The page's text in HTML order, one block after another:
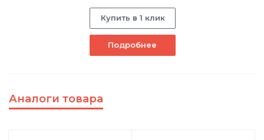
Купить в 1 клик
Подробнее
Аналоги товара